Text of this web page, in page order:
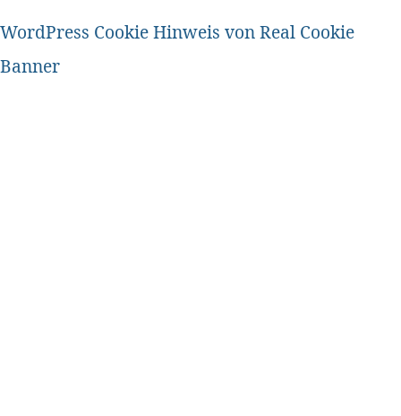
WordPress Cookie Hinweis von Real Cookie
Banner